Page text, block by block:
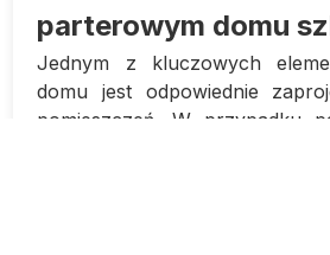
parterowym domu
Jednym z kluczowych
domu jest odpowiednie
pomieszczeń. W przypadku